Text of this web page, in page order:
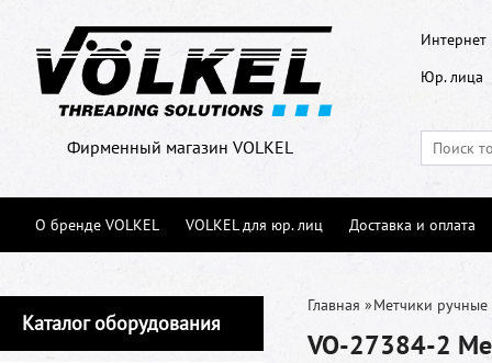
Фирменный магазин VOLKEL
Интернет
Юр. лица
О бренде VOLKEL VOLKEL для юр. лиц Доставка и оплата
Каталог оборудования
Главная »Метчики ручные
VO-27384-2